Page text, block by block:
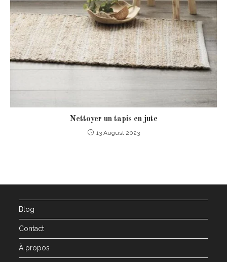
Nettoyer un tapis en jute
13 August 2023
Blog
Contact
À propos